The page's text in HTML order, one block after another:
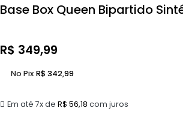
Base Box Queen Bipartido
R$ 349,99
Em até 7x de R$ 56,18 com juros
No Pix R$342,99